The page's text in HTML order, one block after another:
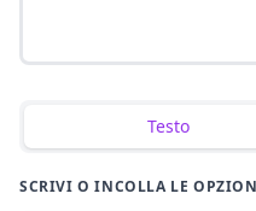
Testo
SCRIVI O INCOLLA LE